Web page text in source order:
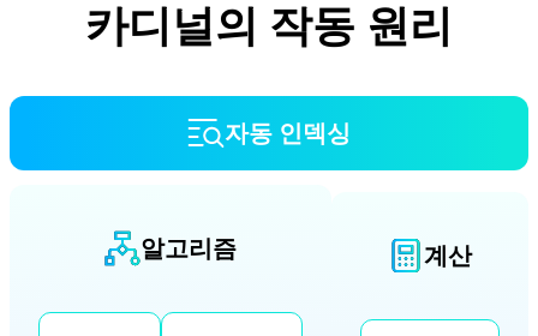
카디널의 작동 원리
자동 인덱싱
알고리즘 계산